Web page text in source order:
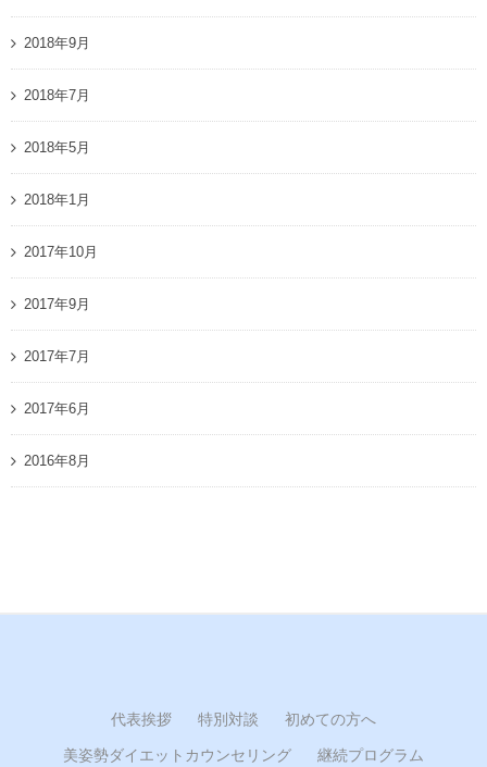
2018年9月
2018年7月
2018年5月
2018年1月
2017年10月
2017年9月
2017年7月
2017年6月
2016年8月
代表挨拶 特別対談 初めての方へ
美姿勢ダイエットカウンセリング 継続プログラム